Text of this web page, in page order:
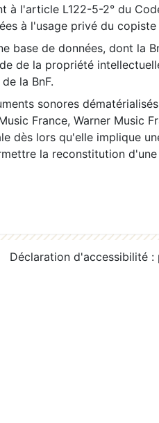
à l'article L122-5-2° du
à l'usage privé du
base de données, dont la
de la propriété
la BnF.
sonores
France, Warner Music
dès lors qu'elle implique
la reconstitution
Déclaration d'accessibilité